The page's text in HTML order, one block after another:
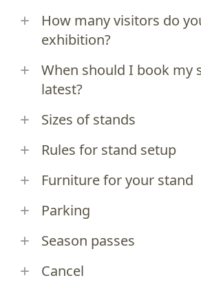
How many visitors do
exhibition?
When should I book my
latest?
Sizes of stands
Rules for stand setup
Furniture for your stand
Parking
Season passes
Cancel